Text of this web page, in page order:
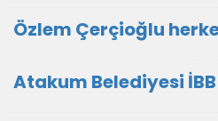
Özlem Çerçioğlu
Atakum Belediyesi